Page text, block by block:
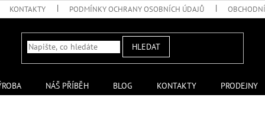
KONTAKTY PODMÍNKY OCHRANY OSOBNÍCH ÚDAJŮ
HLEDAT
NÁŠ PŘÍBĚH BLOG KONTAKTY
PRODEJNY